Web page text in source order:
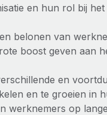
en hun rol bij
belonen van
boost geven aan
en
en te groeien in
werknemers op